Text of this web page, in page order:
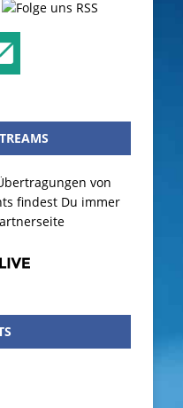
von
findest Du immer